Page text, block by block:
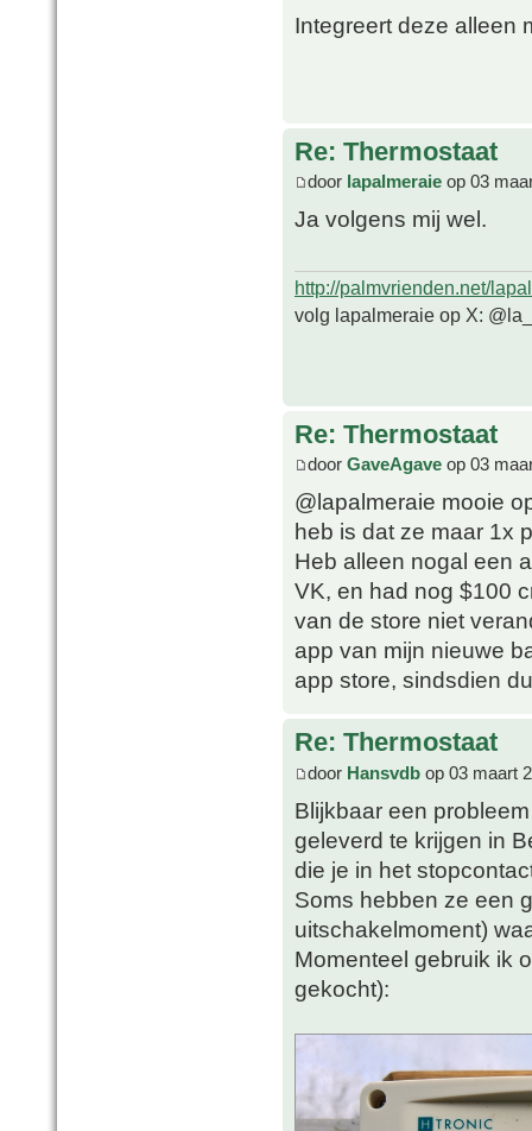
Integreert deze alleen
Re: Thermostaat
door lapalmeraie op 03
Ja volgens mij wel.
http://palmvrienden.net/
volg lapalmeraie op X:
Re: Thermostaat
door GaveAgave op 03
@lapalmeraie mooie
heb is dat ze maar 1x
Heb alleen nogal een
VK, en had nog $100
van de store niet
app van mijn nieuwe
app store, sindsdien
Re: Thermostaat
door Hansvdb op 03 maart
Blijkbaar een
geleverd te krijgen in
die je in het
Soms hebben ze een
uitschakelmoment)
Momenteel gebruik ik
gekocht):